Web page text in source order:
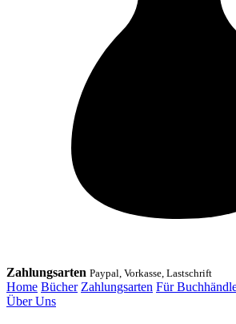
Zahlungsarten Paypal, Vorkasse, Lastschrift
Home Bücher Zahlungsarten Für
Über Uns